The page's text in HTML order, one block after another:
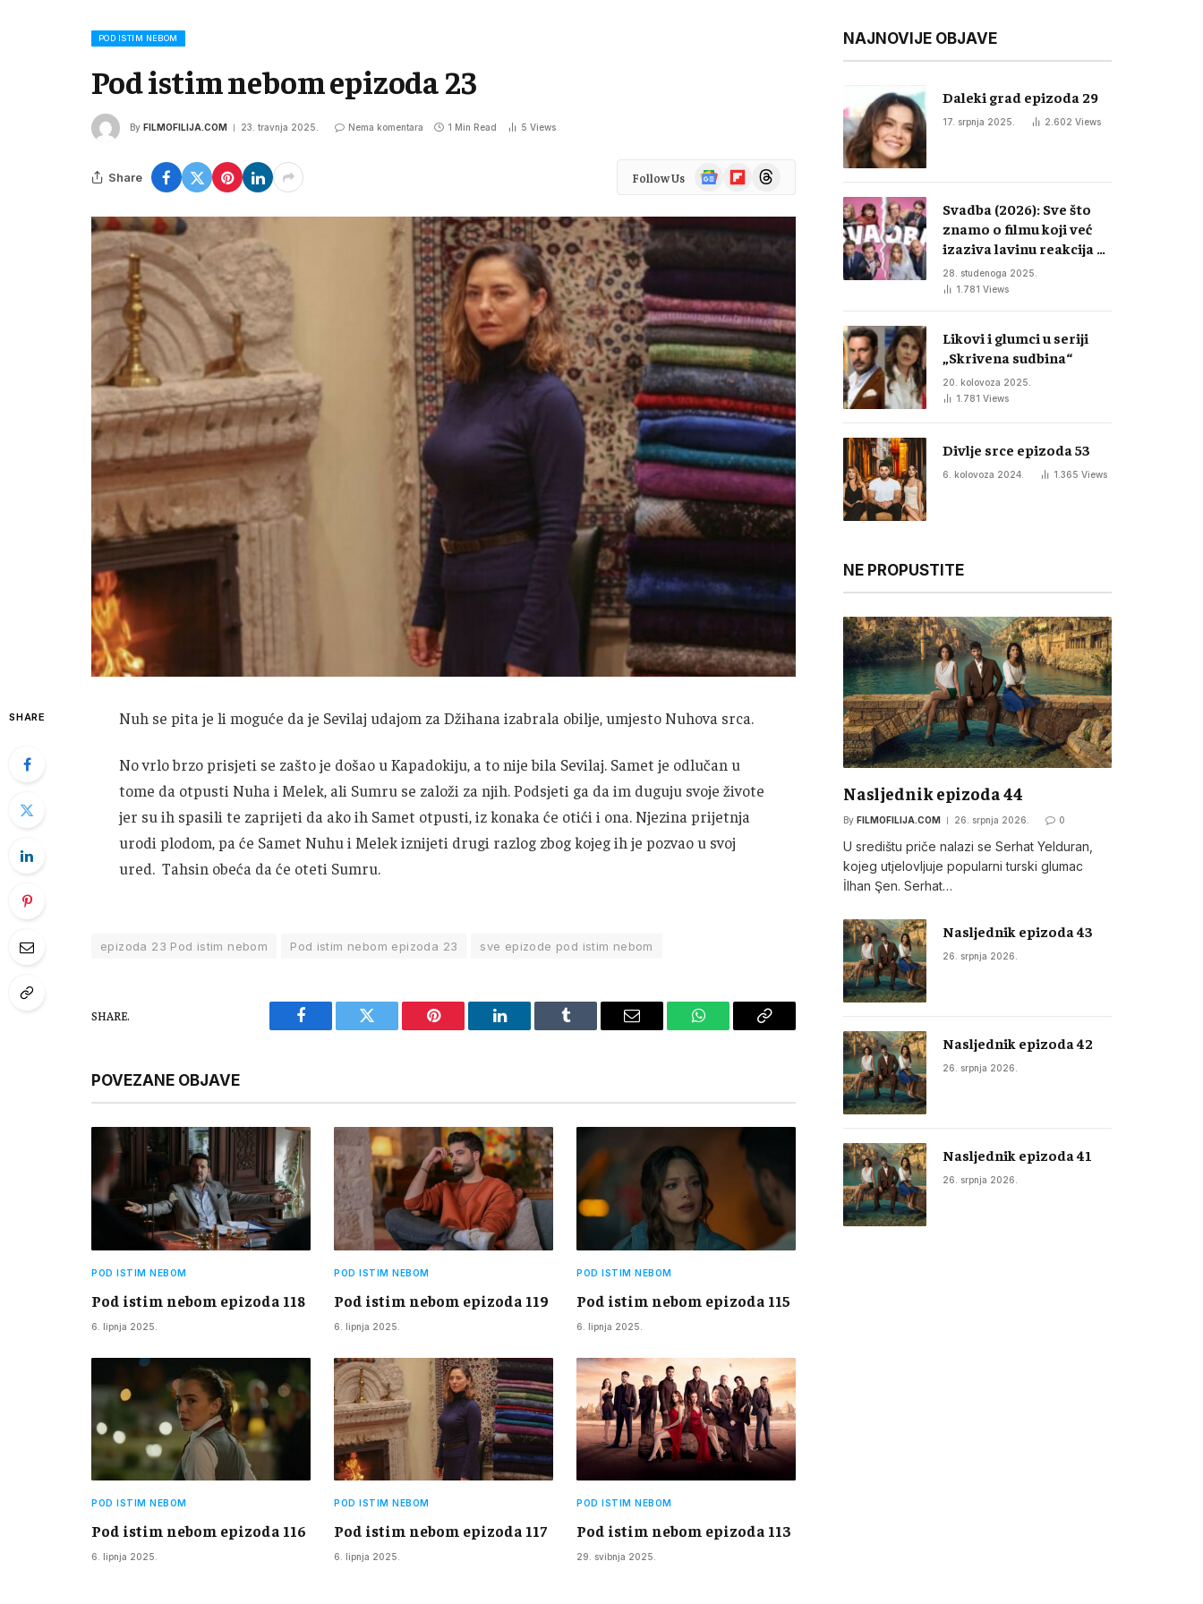
POD ISTIM NEBOM
Pod istim nebom epizoda 23
By FILMOFILIJA.COM 23. travnja 2025. Nema komentara 1 Min Read 5 Views
Share Follow Us
Google
News
FlipboardThreads
SHARE Nuh se pita je li moguće da je Sevilaj udajom za Džihana izabrala obilje, umjesto Nuhova srca.
No vrlo brzo prisjeti se zašto je došao u Kapadokiju, a to nije bila Sevilaj. Samet je odlučan u
tome da otpusti Nuha i Melek, ali Sumru se založi za njih. Podsjeti ga da im duguju svoje živote
jer su ih spasili te zaprijeti da ako ih Samet otpusti, iz konaka će otići i ona. Njezina prijetnja
urodi plodom, pa će Samet Nuhu i Melek iznijeti drugi razlog zbog kojeg ih je pozvao u svoj
ured. Tahsin obeća da će oteti Sumru.
epizoda 23 Pod istim nebom Pod istim nebom epizoda 23 sve epizode pod istim nebom
SHARE.
Facebook Twitter Pinterest LinkedIn Tumblr Email WhatsAppCopy
POVEZANE OBJAVE
POD ISTIM NEBOM
Pod istim nebom epizoda 118
6. lipnja 2025.
POD ISTIM NEBOM
Pod istim nebom epizoda 119
6. lipnja 2025.
POD ISTIM NEBOM
Pod istim nebom epizoda 115
6. lipnja 2025.
POD ISTIM NEBOM
Pod istim nebom epizoda 116
6. lipnja 2025.
POD ISTIM NEBOM
Pod istim nebom epizoda 117
6. lipnja 2025.
POD ISTIM NEBOM
Pod istim nebom epizoda 113
29. svibnja 2025.
NAJNOVIJE OBJAVE
Daleki grad epizoda 29
17. srpnja 2025. 2.602 Views
Svadba (2026): Sve što
znamo o filmu koji već
izaziva lavinu reakcija u
regiji
28. studenoga 2025.
1.781 Views
Likovi i glumci u seriji
„Skrivena sudbina“
20. kolovoza 2025.
1.781 Views
Divlje srce epizoda 53
6. kolovoza 2024. 1.365 Views
NE PROPUSTITE
Nasljednik epizoda 44
By FILMOFILIJA.COM 26. srpnja 2026. 0
U središtu priče nalazi se Serhat Yelduran,
kojeg utjelovljuje popularni turski glumac
İlhan Şen. Serhat…
Nasljednik epizoda 43
26. srpnja 2026.
Nasljednik epizoda 42
26. srpnja 2026.
Nasljednik epizoda 41
26. srpnja 2026.